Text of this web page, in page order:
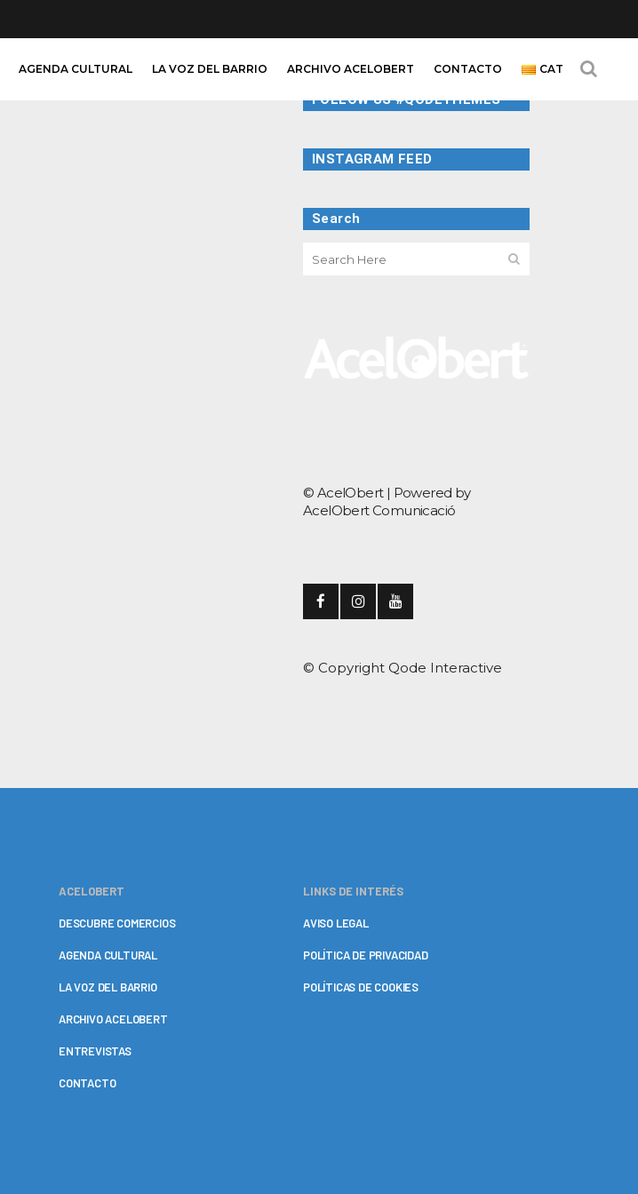
AGENDA CULTURAL LA VOZ DEL BARRIO ARCHIVO ACELOBERT CONTACTO CAT
FOLLOW US #QODETHEMES
INSTAGRAM FEED
Search
© AcelObert | Powered by
AcelObert Comunicació
© Copyright Qode Interactive
ACELOBERT
DESCUBRE COMERCIOS
AGENDA CULTURAL
LA VOZ DEL BARRIO
ARCHIVO ACELOBERT
ENTREVISTAS
CONTACTO
LINKS DE INTERÉS
AVISO LEGAL
POLÍTICA DE PRIVACIDAD
POLÍTICAS DE COOKIES